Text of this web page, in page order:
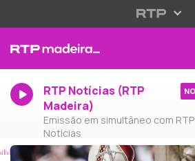
RTP Notícias (RTP
Madeira)
Emissão em simultâneo com RTP
Notícias